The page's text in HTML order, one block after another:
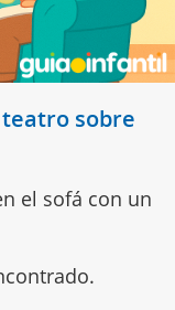
sobre
el sofá con un